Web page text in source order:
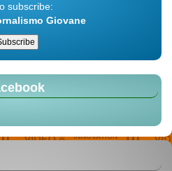
subscribe:
Giovane